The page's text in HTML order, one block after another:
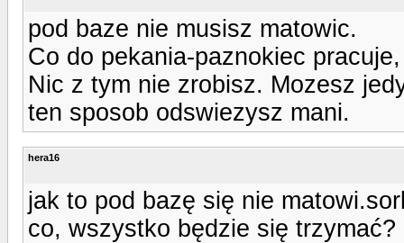
pod baze nie musisz matowic.
Co do pekania-paznokiec
Nic z tym nie zrobisz. Mozesz
ten sposob odswiezysz mani.
hera16
jak to pod bazę się nie
co, wszystko będzie się trzymać?